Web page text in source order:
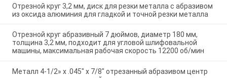
Отрезной круг 3,2 мм, диск для резки металла с абразивом
из оксида алюминия для гладкой и точной резки металла
Отрезной круг абразивный 7 дюймов, диаметр 180 мм,
толщина 3,2 мм, подходит для угловой шлифовальной
машины, максимальная рабочая скорость 12200 об/мин
Металл 4-1/2» x .045" x 7/8" отрезанный абразивом центр